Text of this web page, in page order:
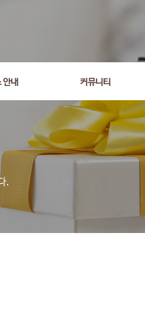
안내 커뮤니티
and wr_id <> '106' order by